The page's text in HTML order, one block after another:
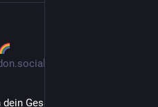
Gesamtwerk wie ein roter